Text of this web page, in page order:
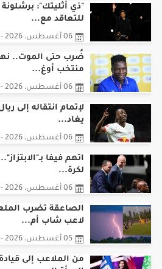
"ذي أثليتك": برشلونة
للتعاقد مع...
ضُرب حتى الموت..
منتخب أوغ...
06 أغسطس، 2026 - 02:08pm
لإتمام انتقاله إلى
يغاد...
اتهم فيفا بـ"الابتزاز"..
لكرة...
06 أغسطس، 2026 - 11:08am
الصاعقة تضرب
لاعب شاب أم...
05 أغسطس، 2026 - 04:08pm